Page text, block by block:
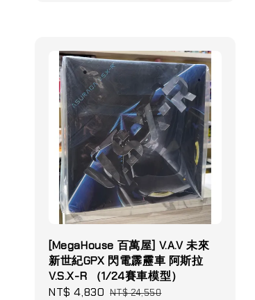
[MegaHouse 百萬屋] V.A.V 未來
新世紀GPX 閃電霹靂車 阿斯拉
V.S.X-R （1/24賽車模型）
Sale
NT$ 4,830 Regular
NT$ 24,550